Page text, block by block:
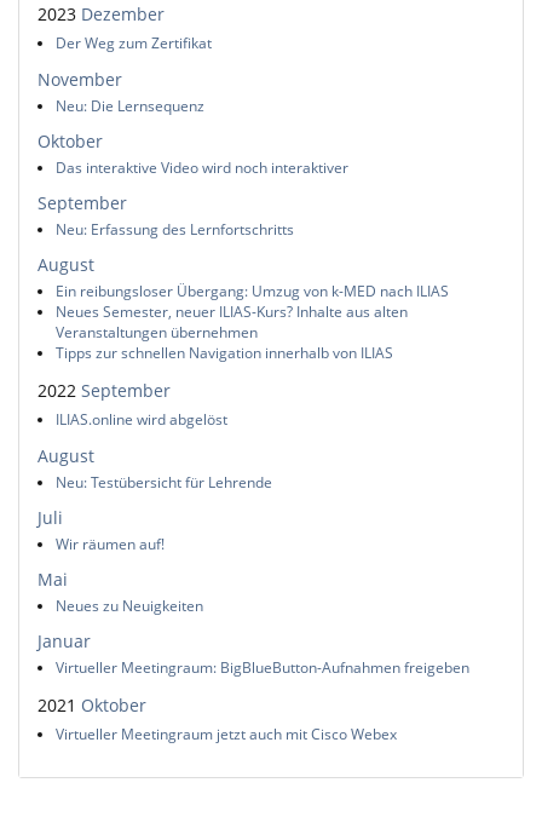
2023 Dezember
Der Weg zum Zertifikat
November
Neu: Die Lernsequenz
Oktober
Das interaktive Video wird noch interaktiver
September
Neu: Erfassung des Lernfortschritts
August
Ein reibungsloser Übergang: Umzug von k-MED nach ILIAS
Neues Semester, neuer ILIAS-Kurs? Inhalte aus alten
Veranstaltungen übernehmen
Tipps zur schnellen Navigation innerhalb von ILIAS
2022 September
ILIAS.online wird abgelöst
August
Neu: Testübersicht für Lehrende
Juli
Wir räumen auf!
Mai
Neues zu Neuigkeiten
Januar
Virtueller Meetingraum: BigBlueButton-Aufnahmen freigeben
2021 Oktober
Virtueller Meetingraum jetzt auch mit Cisco Webex